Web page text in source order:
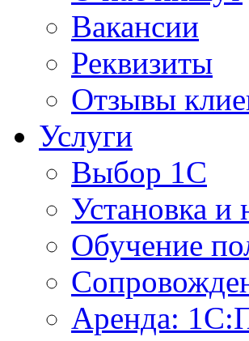
Вакансии
Реквизиты
Отзывы
Услуги
Выбор 1С
Установка и
Обучение
Аренда: